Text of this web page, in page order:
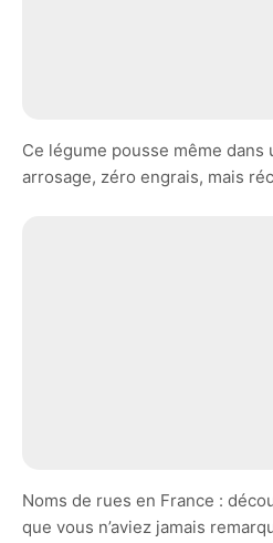
Ce légume pousse même dans
arrosage, zéro engrais, mais
Noms de rues en France :
que vous n’aviez jamais